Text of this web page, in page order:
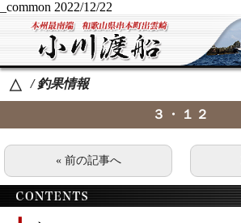
_common 2022/12/22
△ / 釣果情報
３・１２
« 前の記事へ